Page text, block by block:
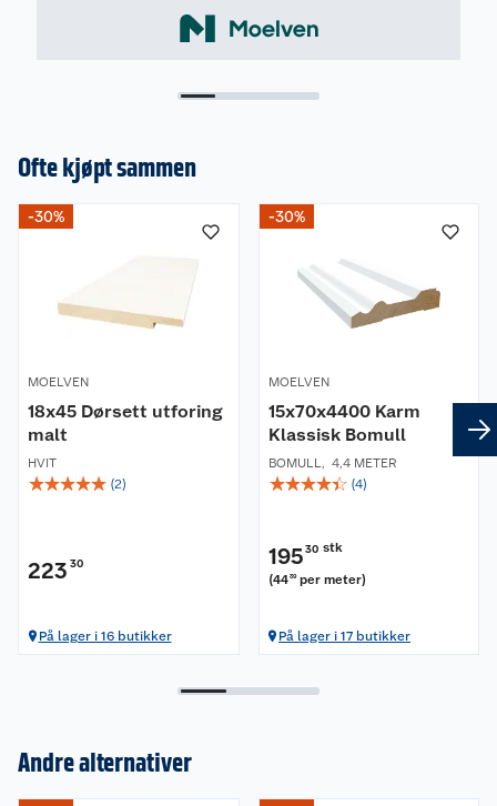
Ofte kjøpt sammen
-30%
MOELVEN
18x45 Dørsett utforing
malt
HVIT
☆☆☆☆☆ (2)
223 30
På lager i 16 butikker
-30%
MOELVEN
15x70x4400 Karm
Klassisk Bomull
BOMULL 4,4 METER
☆☆☆☆☆ (4)
195 30 stk
(44 39 per meter)
På lager i 17 butikker
Andre alternativer